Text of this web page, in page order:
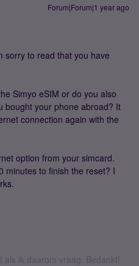
Forum|Forum|1 year ago
sorry to read that you have
Simyo eSIM or do you also
bought your phone abroad? It
connection again with the
option from your simcard.
minutes to finish the reset? I
ik daarom vraag. Bedankt!